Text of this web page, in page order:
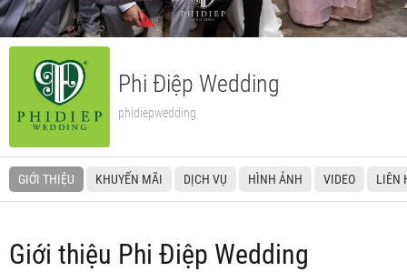
Phi Điệp Wedding
phidiepwedding
GIỚI THIỆU KHUYẾN MÃI DỊCH VỤ HÌNH ẢNH VIDEO LIÊN
Giới thiệu Phi Điệp Wedding